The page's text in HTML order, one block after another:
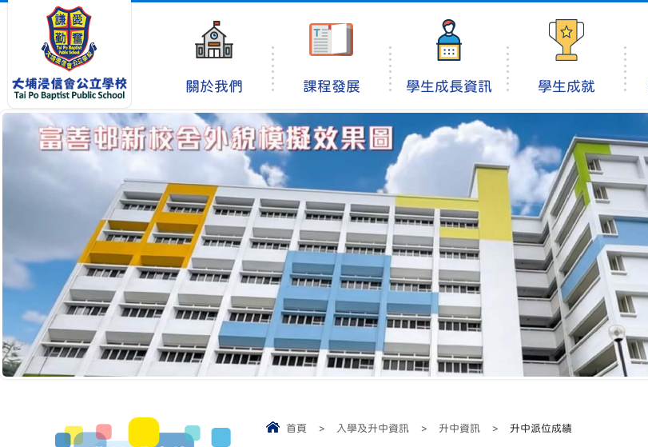
關於我們 課程發展 學生成長資訊 學生成就
首頁 > 入學及升中資訊 > 升中資訊 > 升中派位成績